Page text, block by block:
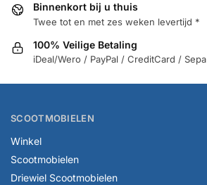
Binnenkort bij u thuis
Twee tot en met zes weken levertijd *
100% Veilige Betaling
iDeal/Wero / PayPal / CreditCard / Sepa
SCOOTMOBIELEN
Winkel
Scootmobielen
Driewiel Scootmobielen